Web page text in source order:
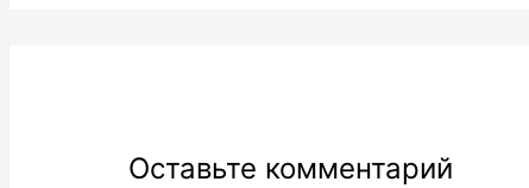
Оставьте комментарий